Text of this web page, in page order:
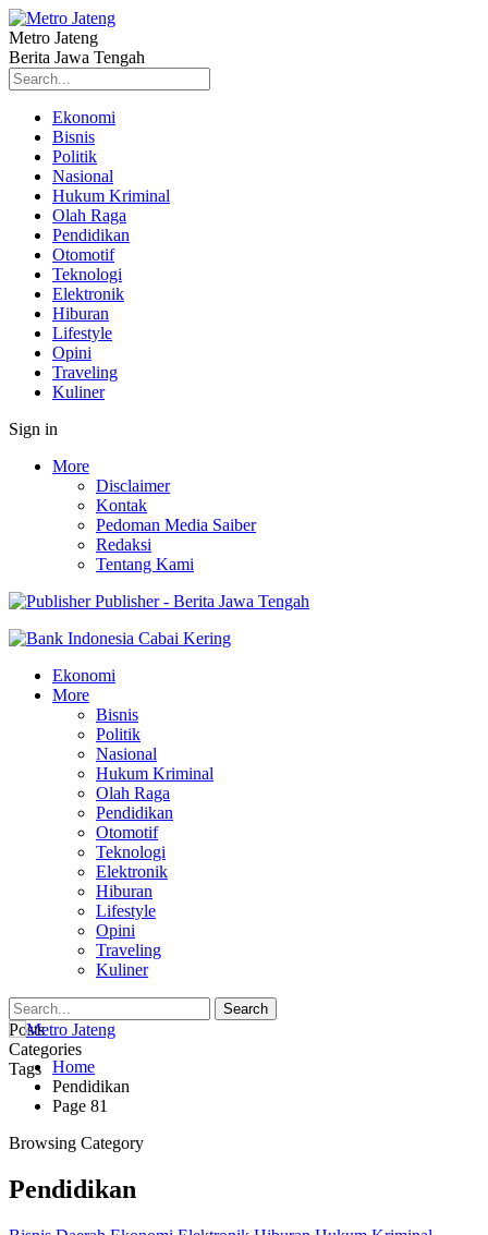
Metro Jateng
Berita Jawa Tengah
Ekonomi
Bisnis
Politik
Nasional
Hukum Kriminal
Olah Raga
Pendidikan
Otomotif
Teknologi
Elektronik
Hiburan
Lifestyle
Opini
Traveling
Kuliner
Sign in
More
Disclaimer
Kontak
Pedoman Media Saiber
Redaksi
Tentang Kami
Publisher - Berita Jawa Tengah
Ekonomi
More
Bisnis
Politik
Nasional
Hukum Kriminal
Olah Raga
Pendidikan
Otomotif
Teknologi
Elektronik
Hiburan
Lifestyle
Opini
Traveling
Kuliner
Posts
Categories
Tags Home
Pendidikan
Page 81
Browsing Category
Pendidikan